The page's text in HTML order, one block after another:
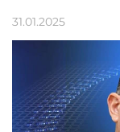
31.01.2025